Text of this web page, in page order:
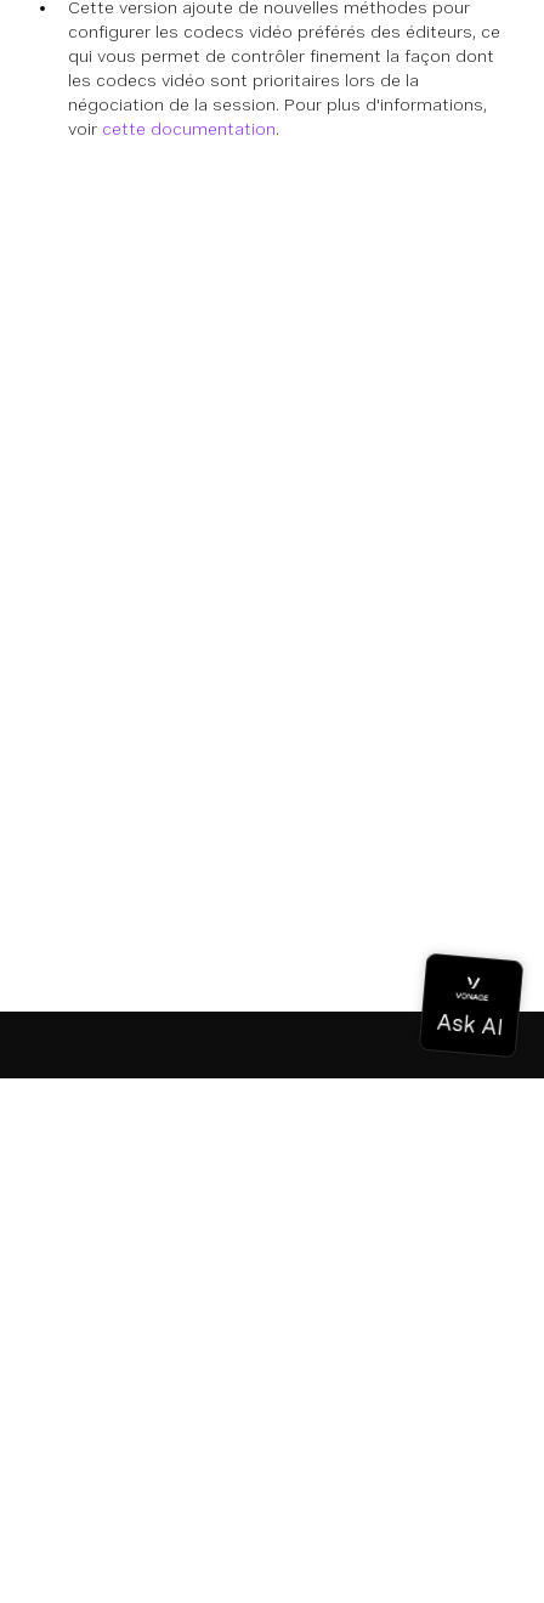
Cette version ajoute de nouvelles méthodes pour
configurer les codecs vidéo préférés des éditeurs, ce
qui vous permet de contrôler finement la façon dont
les codecs vidéo sont prioritaires lors de la
négociation de la session. Pour plus d'informations,
voir cette documentation.